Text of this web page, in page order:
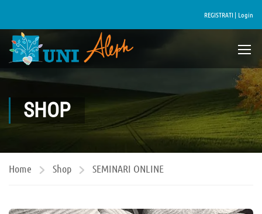
REGISTRATI | Login
SHOP
Home Shop SEMINARI ONLINE